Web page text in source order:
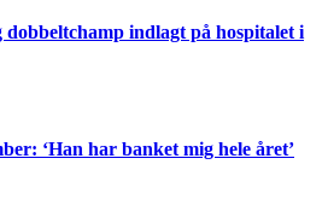
indlagt på hospitalet i
‘Han har banket mig hele året’